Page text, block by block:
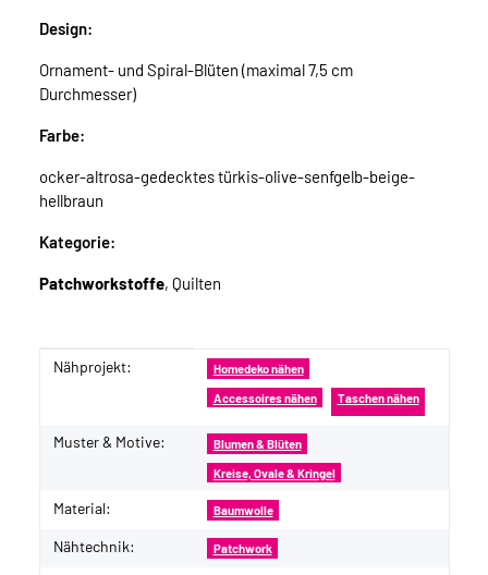
Design:
Ornament- und Spiral-Blüten (maximal 7,5 cm
Durchmesser)
Farbe:
ocker-altrosa-gedecktes türkis-olive-senfgelb-beige-
hellbraun
Kategorie:
Patchworkstoffe, Quilten
Produkteigenschaft
Wert
Nähprojekt: Homedeko nähen
Accessoires nähen Taschen nähen
Muster & Motive: Blumen & Blüten
Kreise, Ovale & Kringel
Material: Baumwolle
Nähtechnik: Patchwork